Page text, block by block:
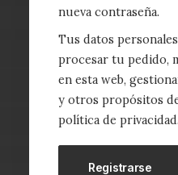
nueva contraseña.
Tus datos
procesar tu pedido,
en esta web,
y otros propósitos
política de privacidad.
Registrarse